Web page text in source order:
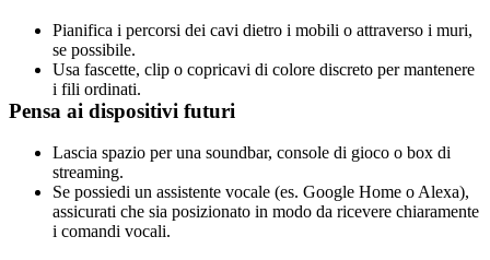
Pianifica i percorsi dei cavi dietro i mobili o attraverso i muri,
se possibile.
Usa fascette, clip o copricavi di colore discreto per mantenere
i fili ordinati.
Pensa ai dispositivi futuri
Lascia spazio per una soundbar, console di gioco o box di
streaming.
Se possiedi un assistente vocale (es. Google Home o Alexa),
assicurati che sia posizionato in modo da ricevere chiaramente
i comandi vocali.